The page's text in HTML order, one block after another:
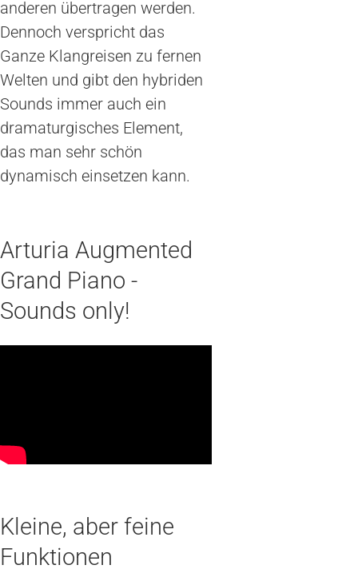
anderen übertragen werden.
Dennoch verspricht das
Ganze Klangreisen zu fernen
Welten und gibt den hybriden
Sounds immer auch ein
dramaturgisches Element,
das man sehr schön
dynamisch einsetzen kann.
Arturia Augmented
Grand Piano -
Sounds only!
Kleine, aber feine
Funktionen